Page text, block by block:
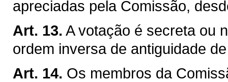
apreciadas pela Comissão,
Art. 13. A votação é secreta ou
ordem inversa de antiguidade
Art. 14. Os membros da